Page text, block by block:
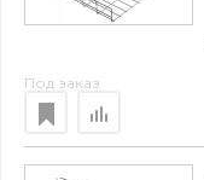
Под заказ